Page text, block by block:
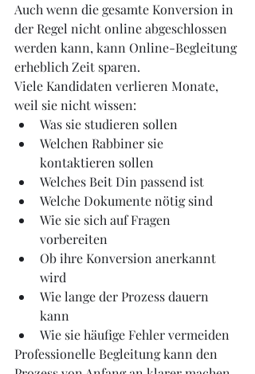
Auch wenn die gesamte Konversion in
der Regel nicht online abgeschlossen
werden kann, kann Online-Begleitung
erheblich Zeit sparen.
Viele Kandidaten verlieren Monate,
weil sie nicht wissen:
Was sie studieren sollen
Welchen Rabbiner sie
kontaktieren sollen
Welches Beit Din passend ist
Welche Dokumente nötig sind
Wie sie sich auf Fragen
vorbereiten
Ob ihre Konversion anerkannt
wird
Wie lange der Prozess dauern
kann
Wie sie häufige Fehler vermeiden
Professionelle Begleitung kann den